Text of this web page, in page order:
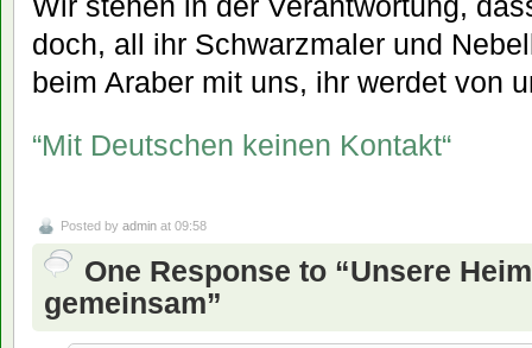
doch, all ihr Schwarzmaler und
beim Araber mit uns, ihr werdet von
“Mit Deutschen keinen Kontakt“
Posted by admin at 09:58
One Response to “Unsere
gemeinsam”